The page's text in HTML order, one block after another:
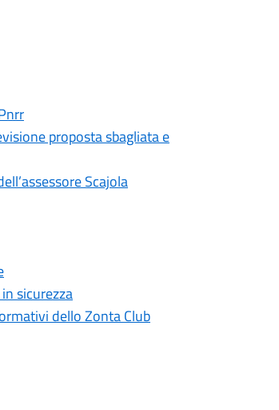
proposta sbagliata e
Scajola
sicurezza
dello Zonta Club